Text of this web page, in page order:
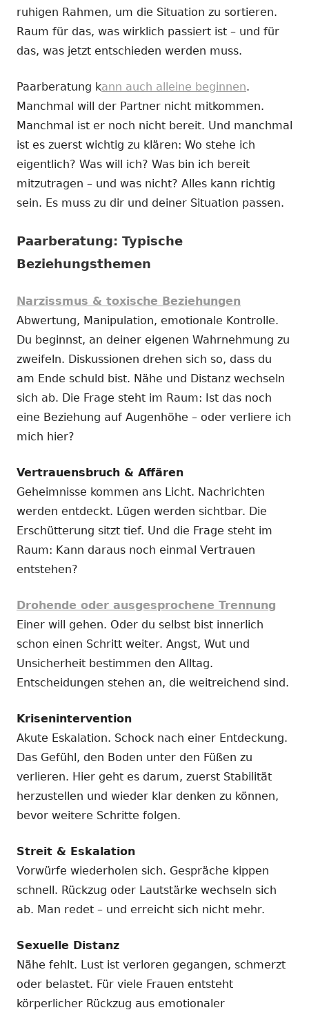
ruhigen Rahmen, um die Situation zu sortieren.
Raum für das, was wirklich passiert ist – und für
das, was jetzt entschieden werden muss.
Paarberatung kann auch alleine beginnen.
Manchmal will der Partner nicht mitkommen.
Manchmal ist er noch nicht bereit. Und manchmal
ist es zuerst wichtig zu klären: Wo stehe ich
eigentlich? Was will ich? Was bin ich bereit
mitzutragen – und was nicht? Alles kann richtig
sein. Es muss zu dir und deiner Situation passen.
Paarberatung: Typische
Beziehungsthemen
Narzissmus & toxische Beziehungen
Abwertung, Manipulation, emotionale Kontrolle.
Du beginnst, an deiner eigenen Wahrnehmung zu
zweifeln. Diskussionen drehen sich so, dass du
am Ende schuld bist. Nähe und Distanz wechseln
sich ab. Die Frage steht im Raum: Ist das noch
eine Beziehung auf Augenhöhe – oder verliere ich
mich hier?
Vertrauensbruch & Affären
Geheimnisse kommen ans Licht. Nachrichten
werden entdeckt. Lügen werden sichtbar. Die
Erschütterung sitzt tief. Und die Frage steht im
Raum: Kann daraus noch einmal Vertrauen
entstehen?
Drohende oder ausgesprochene Trennung
Einer will gehen. Oder du selbst bist innerlich
schon einen Schritt weiter. Angst, Wut und
Unsicherheit bestimmen den Alltag.
Entscheidungen stehen an, die weitreichend sind.
Krisenintervention
Akute Eskalation. Schock nach einer Entdeckung.
Das Gefühl, den Boden unter den Füßen zu
verlieren. Hier geht es darum, zuerst Stabilität
herzustellen und wieder klar denken zu können,
bevor weitere Schritte folgen.
Streit & Eskalation
Vorwürfe wiederholen sich. Gespräche kippen
schnell. Rückzug oder Lautstärke wechseln sich
ab. Man redet – und erreicht sich nicht mehr.
Sexuelle Distanz
Nähe fehlt. Lust ist verloren gegangen, schmerzt
oder belastet. Für viele Frauen entsteht
körperlicher Rückzug aus emotionaler